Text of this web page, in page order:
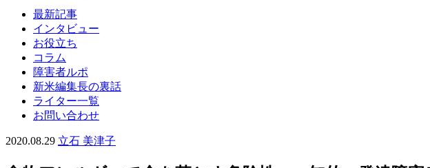
最新記事
インタビュー
お役立ち
コラム
障害者ルポ
新米編集長の裏話
ライター一覧
お問い合わせ
2020.08.29 立石 美津子